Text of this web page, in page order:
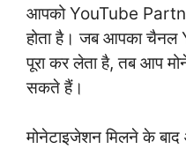
आपको YouTube
होता है। जब आपका चैनल
पूरा कर लेता है, तब आप
सकते हैं।
मोनेटाइजेशन मिलने के बाद